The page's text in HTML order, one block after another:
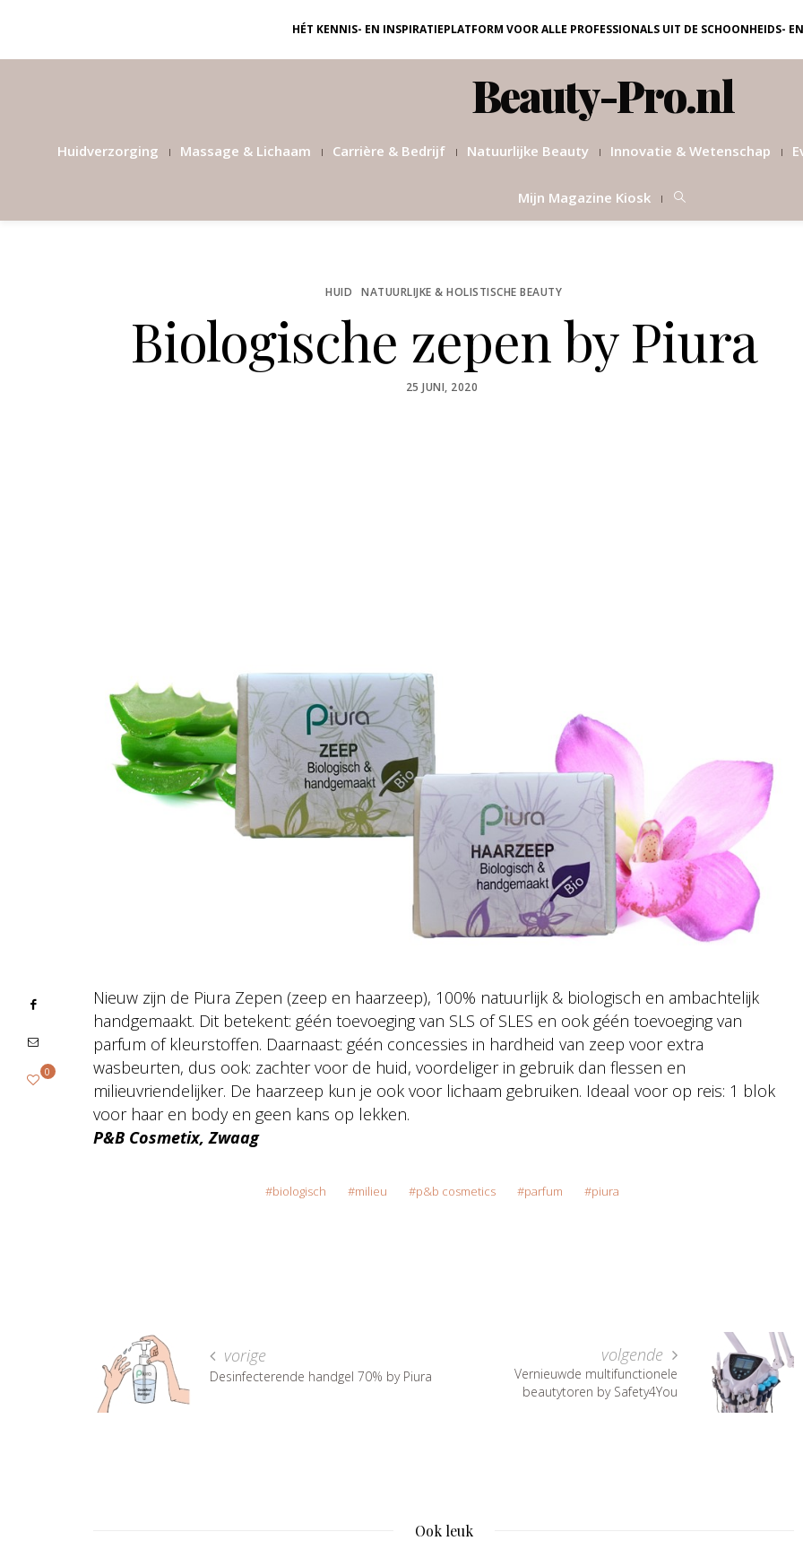
HÉT KENNIS- EN INSPIRATIEPLATFORM VOOR ALLE PROFESSIONALS UIT DE SCHOONHEIDS-
Beauty-Pro.nl
Huidverzorging Massage & Lichaam Carrière & Bedrijf Natuurlijke Beauty Innovatie & Wetenschap
Mijn Magazine Kiosk
HUID NATUURLIJKE & HOLISTISCHE BEAUTY
Biologische zepen by Piura
POSTED
25 JUNI, 2020
Nieuw zijn de Piura Zepen (zeep en haarzeep), 100% natuurlijk & biologisch en ambachtelijk
handgemaakt. Dit betekent: géén toevoeging van SLS of SLES en ook géén toevoeging van
parfum of kleurstoffen. Daarnaast: géén concessies in hardheid van zeep voor extra
wasbeurten, dus ook: zachter voor de huid, voordeliger in gebruik dan flessen en
milieuvriendelijker. De haarzeep kun je ook voor lichaam gebruiken. Ideaal voor op reis: 1 blok
voor haar en body en geen kans op lekken.
P&B Cosmetix, Zwaag
0
biologisch milieu p&b cosmetics parfum piura
vorige
Desinfecterende handgel 70% by Piura
volgende
Vernieuwde multifunctionele
beautytoren by Safety4You
Ook leuk